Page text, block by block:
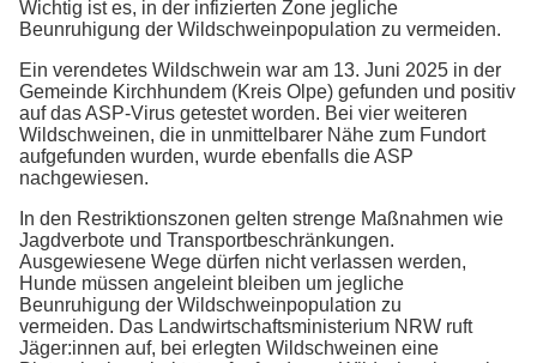
Wichtig ist es, in der infizierten Zone jegliche
Beunruhigung der Wildschweinpopulation zu vermeiden.
Ein verendetes Wildschwein war am 13. Juni 2025 in der
Gemeinde Kirchhundem (Kreis Olpe) gefunden und positiv
auf das ASP-Virus getestet worden. Bei vier weiteren
Wildschweinen, die in unmittelbarer Nähe zum Fundort
aufgefunden wurden, wurde ebenfalls die ASP
nachgewiesen.
In den Restriktionszonen gelten strenge Maßnahmen wie
Jagdverbote und Transportbeschränkungen.
Ausgewiesene Wege dürfen nicht verlassen werden,
Hunde müssen angeleint bleiben um jegliche
Beunruhigung der Wildschweinpopulation zu
vermeiden. Das Landwirtschaftsministerium NRW ruft
Jäger:innen auf, bei erlegten Wildschweinen eine